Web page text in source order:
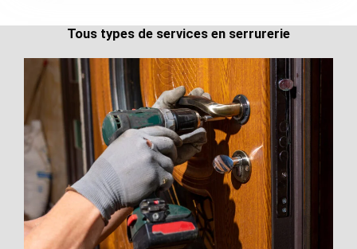
Tous types de services en serrurerie